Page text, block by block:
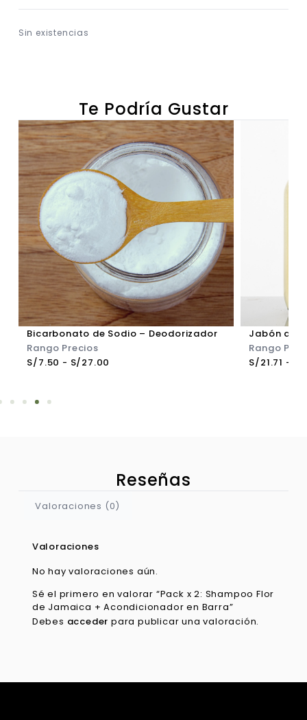
Sin existencias
Te Podría Gustar
Bicarbonato de Sodio – Deodorizador
Rango Precios
S/7.50 - S/27.00
Jabón de
Rango
S/21.71 -
Reseñas
Valoraciones (0)
Valoraciones
No hay valoraciones aún.
Sé el primero en valorar “Pack x 2: Shampoo Flor
de Jamaica + Acondicionador en Barra”
Debes acceder para publicar una valoración.